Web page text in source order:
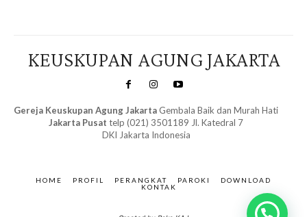
KEUSKUPAN AGUNG JAKARTA
Gereja Keuskupan Agung Jakarta Gembala Baik dan Murah Hati
Jakarta Pusat telp (021) 3501189 Jl. Katedral 7
DKI Jakarta Indonesia
HOME PROFIL PERANGKAT PAROKI
DOWNLOAD
KONTAK